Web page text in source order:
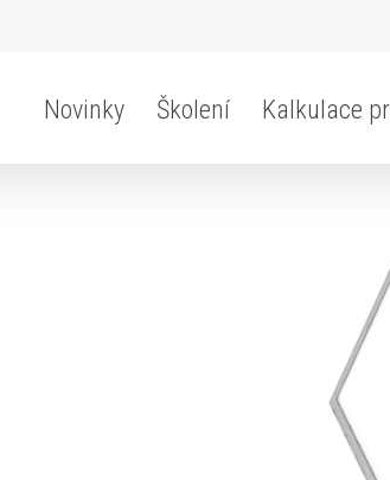
Novinky Školení Kalkulace